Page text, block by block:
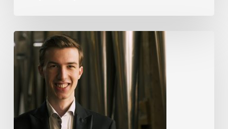
April,
19th
|
Cycle